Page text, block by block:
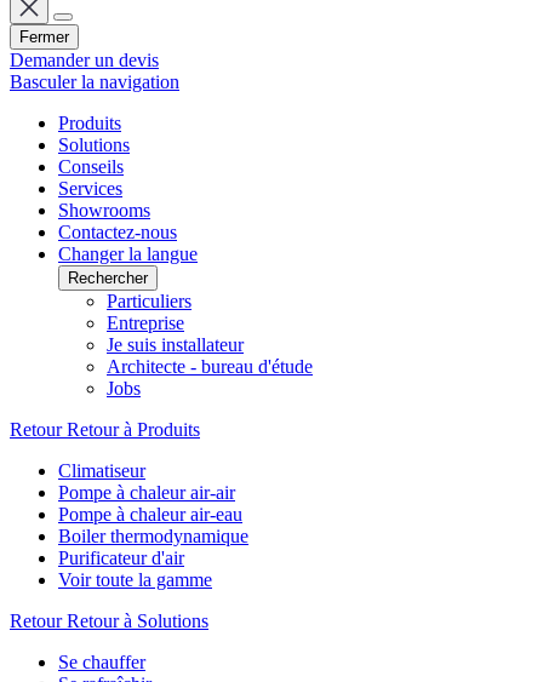
Fermer
Demander un devis
Basculer la navigation
Produits
Solutions
Conseils
Services
Showrooms
Contactez-nous
Changer la langue
Rechercher
Particuliers
Entreprise
Je suis installateur
Architecte - bureau d'étude
Jobs
Retour Retour à Produits
Climatiseur
Pompe à chaleur air-air
Pompe à chaleur air-eau
Boiler thermodynamique
Purificateur d'air
Voir toute la gamme
Retour Retour à Solutions
Se chauffer